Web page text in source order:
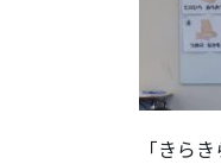
「きら